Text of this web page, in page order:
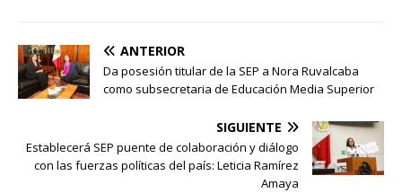
ANTERIOR
Da posesión titular de la SEP a Nora Ruvalcaba
como subsecretaria de Educación Media Superior
SIGUIENTE
Establecerá SEP puente de colaboración y diálogo
con las fuerzas políticas del país: Leticia Ramírez
Amaya